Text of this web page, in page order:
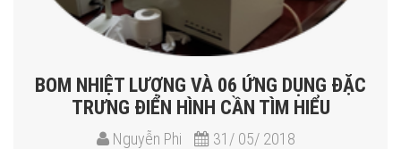
BOM NHIỆT LƯỢNG VÀ 06 ỨNG DỤNG ĐẶC
TRƯNG ĐIỂN HÌNH CẦN TÌM HIỂU
Nguyễn Phi
31/ 05/ 2018